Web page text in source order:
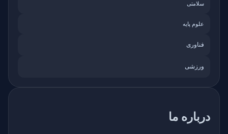
سلامتی
علوم پایه
فناوری
ورزشی
درباره ما